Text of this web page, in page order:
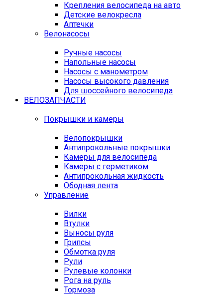
Крепления велосипеда на авто
Детские велокресла
Аптечки
Велонасосы
Ручные насосы
Напольные насосы
Насосы с манометром
Насосы высокого давления
Для шоссейного велосипеда
ВЕЛОЗАПЧАСТИ
Покрышки и камеры
Велопокрышки
Антипрокольные покрышки
Камеры для велосипеда
Камеры с герметиком
Антипрокольная жидкость
Ободная лента
Управление
Вилки
Втулки
Выносы руля
Грипсы
Обмотка руля
Рули
Рулевые колонки
Рога на руль
Тормоза